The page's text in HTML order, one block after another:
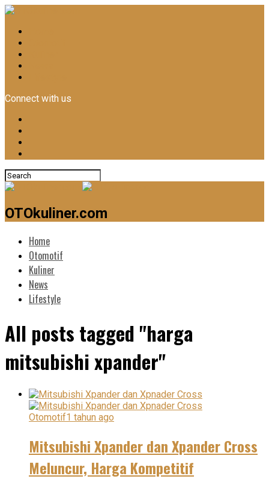
Connect with us
OTOkuliner.com
Home
Otomotif
Kuliner
News
Lifestyle
All posts tagged "harga
mitsubishi xpander"
Otomotif1 tahun ago
Mitsubishi Xpander dan Xpander Cross
Meluncur, Harga Kompetitif